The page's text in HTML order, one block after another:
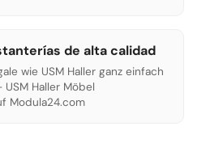
de alta calidad
wie USM Haller ganz einfach
Haller Möbel
Modula24.com